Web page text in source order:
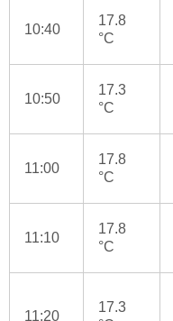
10:40
17.8
°C
10:50
17.3
°C
11:00
17.8
°C
11:10
17.8
°C
11:20
17.3